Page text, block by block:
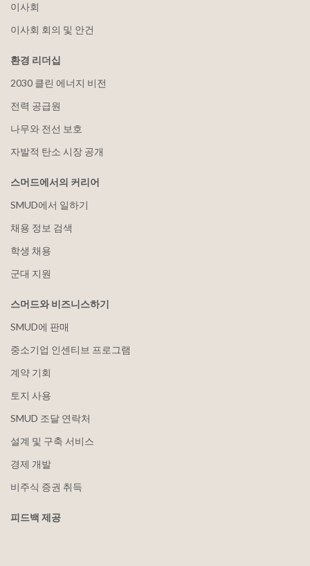
이사회
이사회 회의 및 안건
환경 리더십
2030 클린 에너지 비전
전력 공급원
나무와 전선 보호
자발적 탄소 시장 공개
스머드에서의 커리어
SMUD에서 일하기
채용 정보 검색
학생 채용
군대 지원
스머드와 비즈니스하기
SMUD에 판매
중소기업 인센티브 프로그램
계약 기회
토지 사용
SMUD 조달 연락처
설계 및 구축 서비스
경제 개발
비주식 증권 취득
피드백 제공